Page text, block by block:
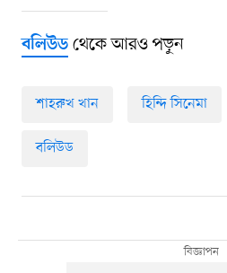
বলিউডথেকে আরও পড়ুন
শাহরুখ খান হিন্দি সিনেমা
বলিউড